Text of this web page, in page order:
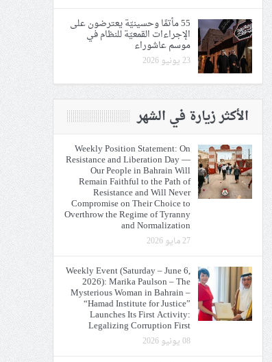
55 مأتمًا وحسينيّة يعترضون على
الإجراءات القمعيّة للنظام في
موسم عاشوراء
23 يونيو 2026
الأكثر زيارة في الشهر
Weekly Position Statement: On
Resistance and Liberation Day —
Our People in Bahrain Will
Remain Faithful to the Path of
Resistance and Will Never
Compromise on Their Choice to
Overthrow the Regime of Tyranny
and Normalization
27 مايو 2026
Weekly Event (Saturday – June 6,
2026): Marika Paulson – The
Mysterious Woman in Bahrain –
“Hamad Institute for Justice”
Launches Its First Activity:
Legalizing Corruption First
08 يونيو 2026